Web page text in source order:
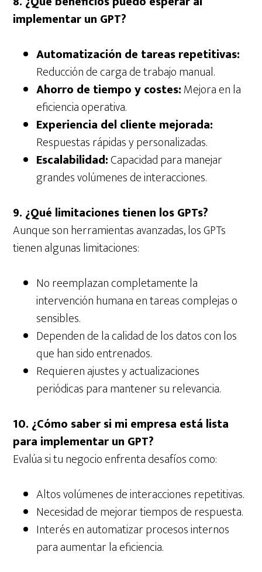
implementar un GPT?
Automatización de tareas repetitivas:
Reducción de carga de trabajo manual.
Ahorro de tiempo y costes:Mejora en la
eficiencia operativa.
Experiencia del cliente mejorada:
Respuestas rápidas y personalizadas.
Escalabilidad:Capacidad para manejar
grandes volúmenes de interacciones.
9. ¿Qué limitaciones tienen los GPTs?
Aunque son herramientas avanzadas, los GPTs
tienen algunas limitaciones:
No reemplazan completamente la
intervención humana en tareas complejas o
sensibles.
Dependen de la calidad de los datos con los
que han sido entrenados.
Requieren ajustes y actualizaciones
periódicas para mantener su relevancia.
10. ¿Cómo saber si mi empresa está lista
para implementar un GPT?
Evalúa si tu negocio enfrenta desafíos como:
Altos volúmenes de interacciones repetitivas.
Necesidad de mejorar tiempos de respuesta.
Interés en automatizar procesos internos
para aumentar la eficiencia.